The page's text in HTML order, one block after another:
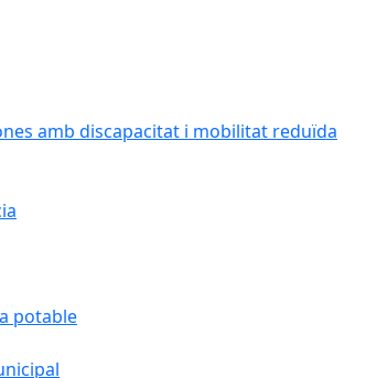
amb discapacitat i mobilitat reduïda
potable